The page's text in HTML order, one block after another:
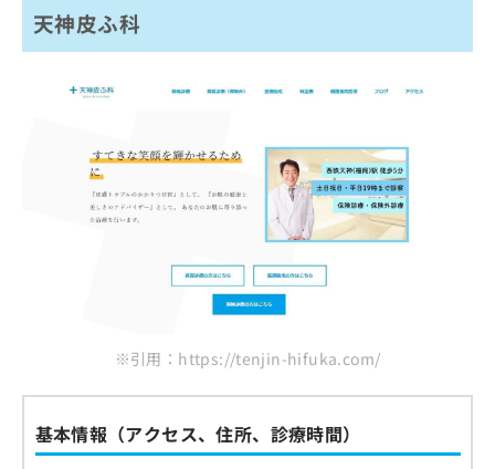
天神皮ふ科
※引用：https://tenjin-hifuka.com/
基本情報（アクセス、住所、診療時間）